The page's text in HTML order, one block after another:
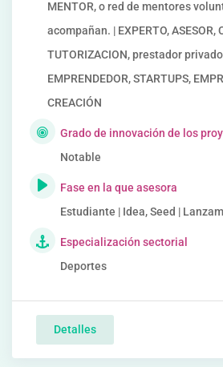
MENTOR, o red de mentores
acompañan. | EXPERTO, ASESOR,
TUTORIZACION, prestador
EMPRENDEDOR, STARTUPS,
CREACIÓN
Grado de innovación de los
Notable
Fase en la que asesora
Estudiante | Idea, Seed |
Especialización sectorial
Deportes
Detalles